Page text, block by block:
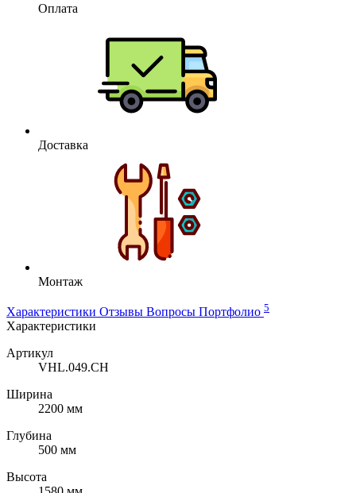
Оплата
Доставка
Монтаж
Характеристики Отзывы Вопросы Портфолио 5
Характеристики
Артикул
VHL.049.CH
Ширина
2200 мм
Глубина
500 мм
Высота